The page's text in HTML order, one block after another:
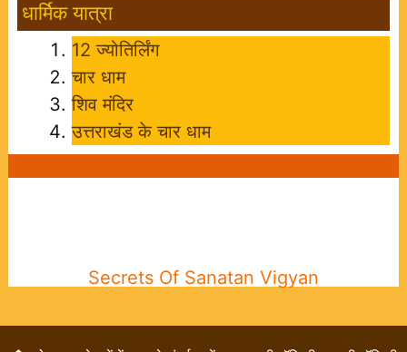
धार्मिक यात्रा
12 ज्योतिर्लिंग
चार धाम
शिव मंदिर
उत्तराखंड के चार धाम
Secrets Of Sanatan Vigyan